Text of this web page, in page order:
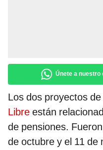
Únete a nuestro
Los dos proyectos
Libre están
de pensiones.
de octubre y el 11 de